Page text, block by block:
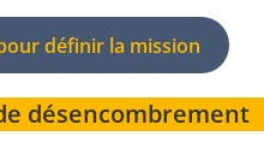
définir la mission
désencombrement